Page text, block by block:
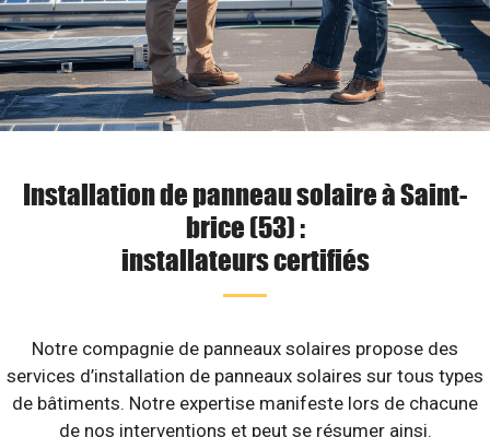
Installation de panneau solaire à Saint-
brice (53) :
installateurs certifiés
Notre compagnie de panneaux solaires propose des
services d’installation de panneaux solaires sur tous types
de bâtiments. Notre expertise manifeste lors de chacune
de nos interventions et peut se résumer ainsi.